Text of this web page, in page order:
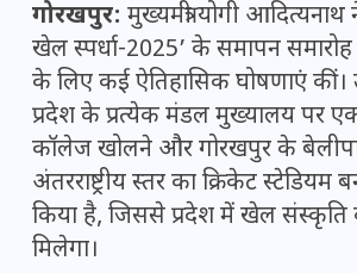
गोरखपुर: मुख्यमंत्री योगी
खेल स्पर्धा-2025’ के समापन
के लिए कई ऐतिहासिक घोषणाएं कीं।
प्रदेश के प्रत्येक मंडल मुख्यालय पर एक
कॉलेज खोलने और गोरखपुर के
अंतरराष्ट्रीय स्तर का क्रिकेट स्टेडियम
किया है, जिससे प्रदेश में खेल संस्कृति
मिलेगा।